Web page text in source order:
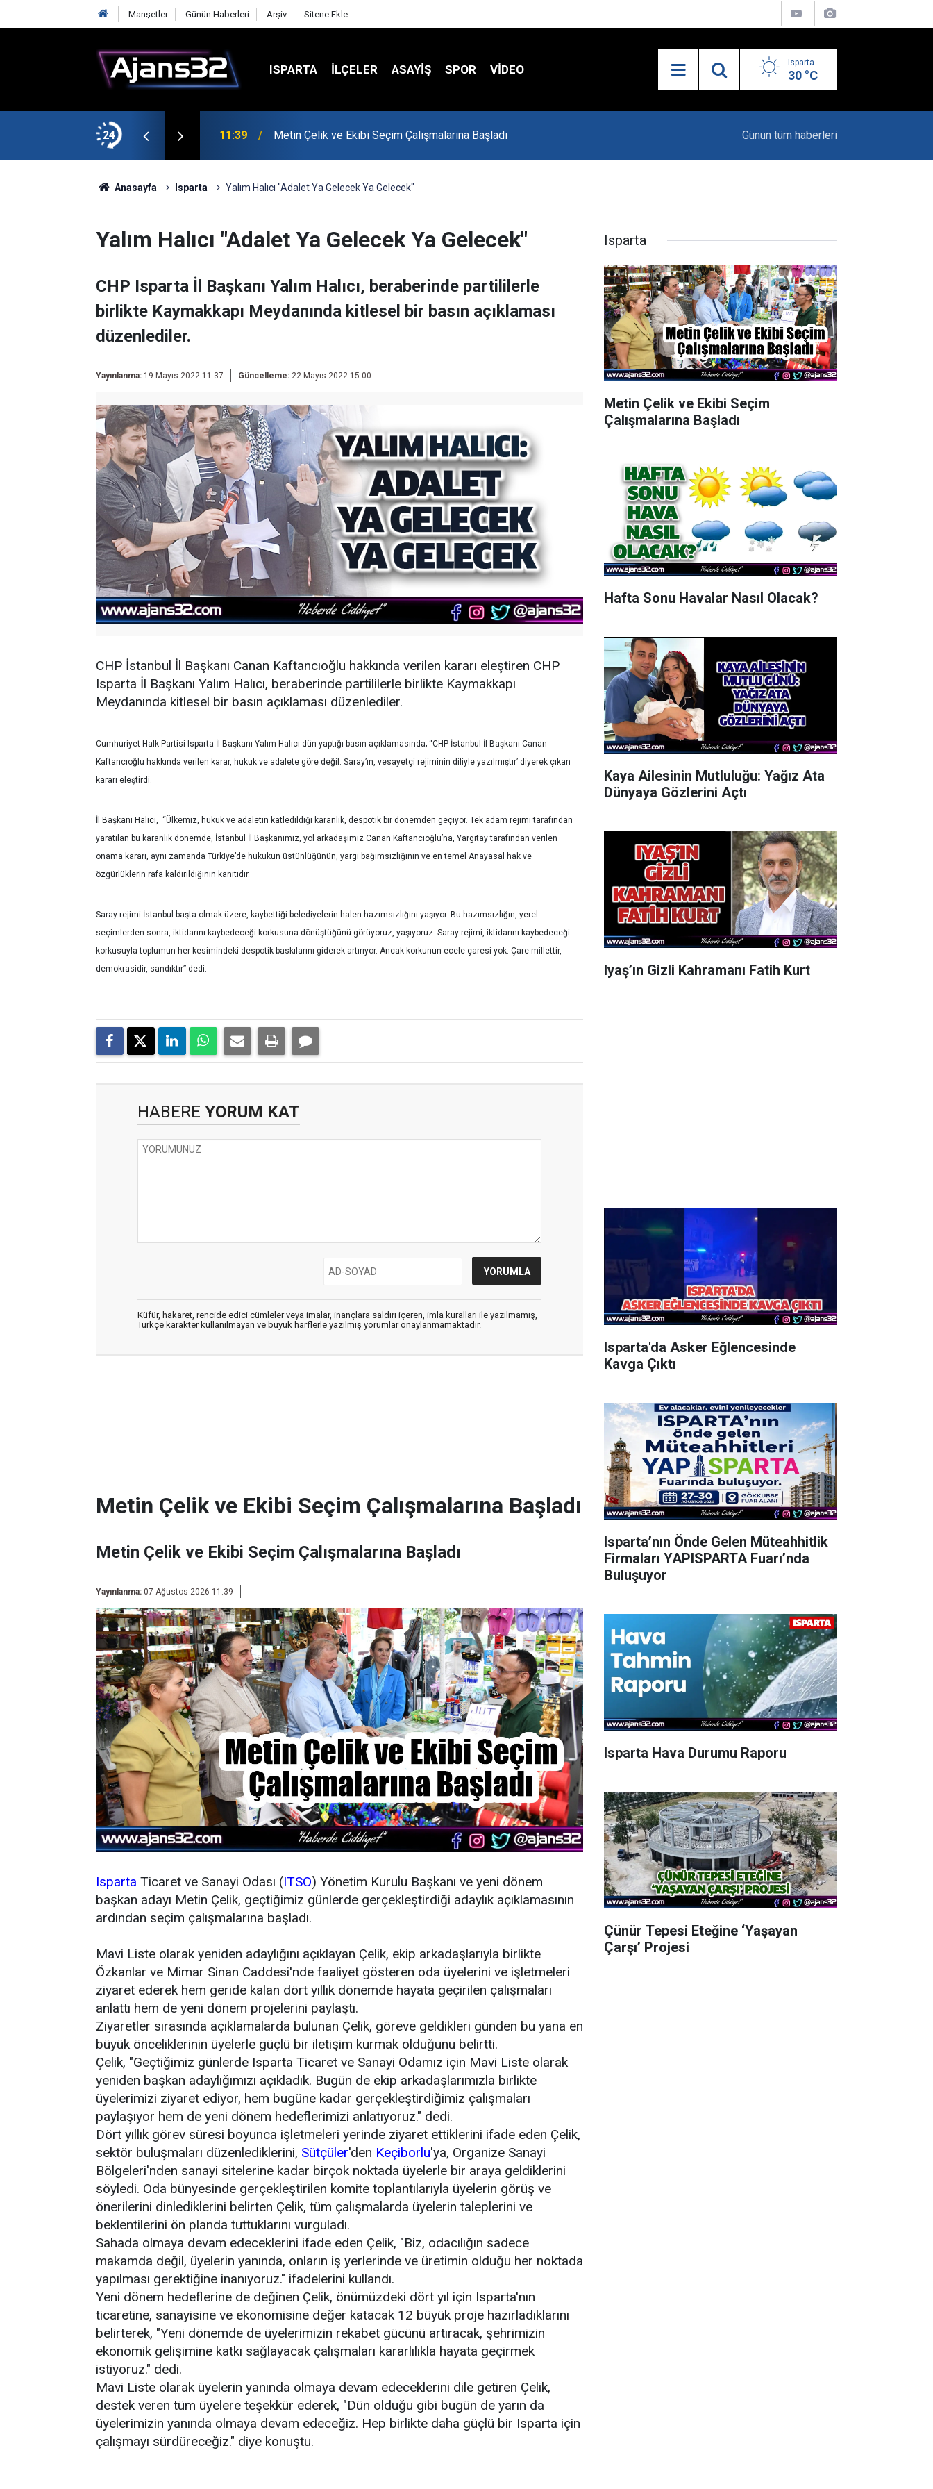
Manşetler Günün Haberleri Arşiv Sitene Ekle
ISPARTA İLÇELER ASAYİŞ SPOR VIDEO Isparta
30 °C
24 10:15 Hafta Sonu Havalar Nasıl Olacak? Kaya Ailesinin Mutluluğu: Yağız Ata Dünyaya
Günün tüm haberleri
Anasayfa Isparta Yalım Halıcı "Adalet Ya Gelecek Ya Gelecek"
Yalım Halıcı "Adalet Ya Gelecek Ya Gelecek"
CHP Isparta İl Başkanı Yalım Halıcı, beraberinde partililerle
birlikte Kaymakkapı Meydanında kitlesel bir basın açıklaması
düzenlediler.
Yayınlanma: 19 Mayıs 2022 11:37 Güncelleme: 22 Mayıs 2022 15:00
CHP İstanbul İl Başkanı Canan Kaftancıoğlu hakkında verilen kararı eleştiren CHP
Isparta İl Başkanı Yalım Halıcı, beraberinde partililerle birlikte Kaymakkapı
Meydanında kitlesel bir basın açıklaması düzenlediler.
Cumhuriyet Halk Partisi Isparta İl Başkanı Yalım Halıcı dün yaptığı basın açıklamasında; “CHP İstanbul İl Başkanı Canan
Kaftancıoğlu hakkında verilen karar, hukuk ve adalete göre değil. Saray’ın, vesayetçi rejiminin diliyle yazılmıştır’ diyerek çıkan
kararı eleştirdi.
İl Başkanı Halıcı, “Ülkemiz, hukuk ve adaletin katledildiği karanlık, despotik bir dönemden geçiyor. Tek adam rejimi tarafından
yaratılan bu karanlık dönemde, İstanbul İl Başkanımız, yol arkadaşımız Canan Kaftancıoğlu’na, Yargıtay tarafından verilen
onama kararı, aynı zamanda Türkiye’de hukukun üstünlüğünün, yargı bağımsızlığının ve en temel Anayasal hak ve
özgürlüklerin rafa kaldırıldığının kanıtıdır.
Saray rejimi İstanbul başta olmak üzere, kaybettiği belediyelerin halen hazımsızlığını yaşıyor. Bu hazımsızlığın, yerel
seçimlerden sonra, iktidarını kaybedeceği korkusuna dönüştüğünü görüyoruz, yaşıyoruz. Saray rejimi, iktidarını kaybedeceği
korkusuyla toplumun her kesimindeki despotik baskılarını giderek artırıyor. Ancak korkunun ecele çaresi yok. Çare millettir,
demokrasidir, sandıktır” dedi.
HABERE YORUM KAT
Küfür, hakaret, rencide edici cümleler veya imalar, inançlara saldırı içeren, imla kuralları ile yazılmamış,
Türkçe karakter kullanılmayan ve büyük harflerle yazılmış yorumlar onaylanmamaktadır.
Metin Çelik ve Ekibi Seçim Çalışmalarına Başladı
Metin Çelik ve Ekibi Seçim Çalışmalarına Başladı
Yayınlanma: 07 Ağustos 2026 11:39
Isparta Ticaret ve Sanayi Odası (ITSO) Yönetim Kurulu Başkanı ve yeni dönem
başkan adayı Metin Çelik, geçtiğimiz günlerde gerçekleştirdiği adaylık açıklamasının
ardından seçim çalışmalarına başladı.
Mavi Liste olarak yeniden adaylığını açıklayan Çelik, ekip arkadaşlarıyla birlikte
Özkanlar ve Mimar Sinan Caddesi'nde faaliyet gösteren oda üyelerini ve işletmeleri
ziyaret ederek hem geride kalan dört yıllık dönemde hayata geçirilen çalışmaları
anlattı hem de yeni dönem projelerini paylaştı.
Ziyaretler sırasında açıklamalarda bulunan Çelik, göreve geldikleri günden bu yana en
büyük önceliklerinin üyelerle güçlü bir iletişim kurmak olduğunu belirtti.
Çelik, "Geçtiğimiz günlerde Isparta Ticaret ve Sanayi Odamız için Mavi Liste olarak
yeniden başkan adaylığımızı açıkladık. Bugün de ekip arkadaşlarımızla birlikte
üyelerimizi ziyaret ediyor, hem bugüne kadar gerçekleştirdiğimiz çalışmaları
paylaşıyor hem de yeni dönem hedeflerimizi anlatıyoruz." dedi.
Dört yıllık görev süresi boyunca işletmeleri yerinde ziyaret ettiklerini ifade eden Çelik,
sektör buluşmaları düzenlediklerini, Sütçüler'den Keçiborlu'ya, Organize Sanayi
Bölgeleri'nden sanayi sitelerine kadar birçok noktada üyelerle bir araya geldiklerini
söyledi. Oda bünyesinde gerçekleştirilen komite toplantılarıyla üyelerin görüş ve
önerilerini dinlediklerini belirten Çelik, tüm çalışmalarda üyelerin taleplerini ve
beklentilerini ön planda tuttuklarını vurguladı.
Sahada olmaya devam edeceklerini ifade eden Çelik, "Biz, odacılığın sadece
makamda değil, üyelerin yanında, onların iş yerlerinde ve üretimin olduğu her noktada
yapılması gerektiğine inanıyoruz." ifadelerini kullandı.
Yeni dönem hedeflerine de değinen Çelik, önümüzdeki dört yıl için Isparta'nın
ticaretine, sanayisine ve ekonomisine değer katacak 12 büyük proje hazırladıklarını
belirterek, "Yeni dönemde de üyelerimizin rekabet gücünü artıracak, şehrimizin
ekonomik gelişimine katkı sağlayacak çalışmaları kararlılıkla hayata geçirmek
istiyoruz." dedi.
Mavi Liste olarak üyelerin yanında olmaya devam edeceklerini dile getiren Çelik,
destek veren tüm üyelere teşekkür ederek, "Dün olduğu gibi bugün de yarın da
üyelerimizin yanında olmaya devam edeceğiz. Hep birlikte daha güçlü bir Isparta için
çalışmayı sürdüreceğiz." diye konuştu.
Isparta
Metin Çelik ve Ekibi Seçim
Çalışmalarına Başladı
Hafta Sonu Havalar Nasıl Olacak?
Kaya Ailesinin Mutluluğu: Yağız Ata
Dünyaya Gözlerini Açtı
Iyaş’ın Gizli Kahramanı Fatih Kurt
Isparta'da Asker Eğlencesinde
Kavga Çıktı
Isparta’nın Önde Gelen Müteahhitlik
Firmaları YAPISPARTA Fuarı’nda
Buluşuyor
Isparta Hava Durumu Raporu
Çünür Tepesi Eteğine ‘Yaşayan
Çarşı’ Projesi